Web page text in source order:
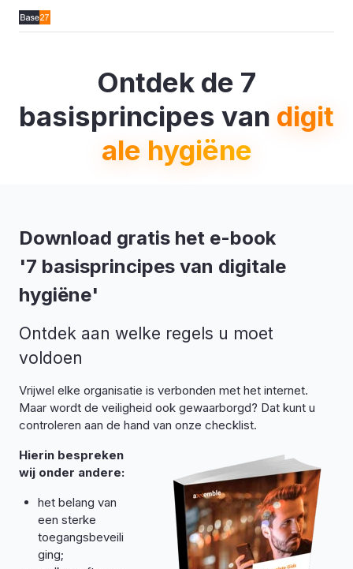
Ontdek de 7
basisprincipes van digit
ale hygiëne
Download gratis het e-book
'7 basisprincipes van digitale
hygiëne'
Ontdek aan welke regels u moet
voldoen
Vrijwel elke organisatie is verbonden met het internet.
Maar wordt de veiligheid ook gewaarborgd? Dat kunt u
controleren aan de hand van onze checklist.
Hierin bespreken
wij onder andere:
het belang van
een sterke
toegangsbeveili
ging;